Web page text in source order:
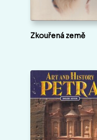
Zkouřená země